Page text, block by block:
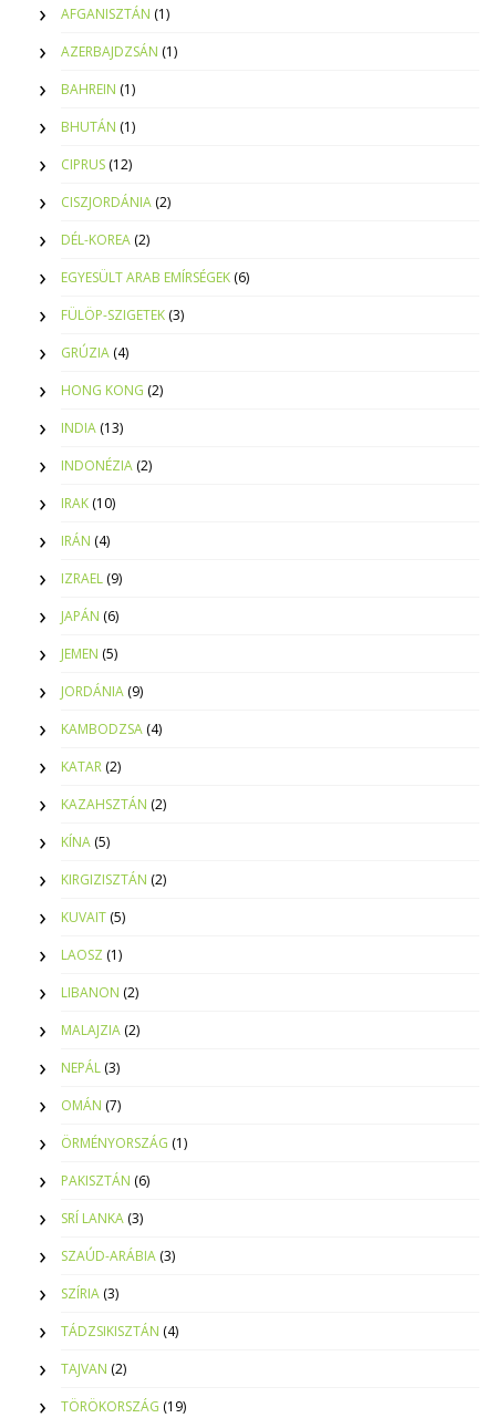
AFGANISZTÁN (1)
AZERBAJDZSÁN (1)
BAHREIN (1)
BHUTÁN (1)
CIPRUS (12)
CISZJORDÁNIA (2)
DÉL-KOREA (2)
EGYESÜLT ARAB EMÍRSÉGEK (6)
FÜLÖP-SZIGETEK (3)
GRÚZIA (4)
HONG KONG (2)
INDIA (13)
INDONÉZIA (2)
IRAK (10)
IRÁN (4)
IZRAEL (9)
JAPÁN (6)
JEMEN (5)
JORDÁNIA (9)
KAMBODZSA (4)
KATAR (2)
KAZAHSZTÁN (2)
KÍNA (5)
KIRGIZISZTÁN (2)
KUVAIT (5)
LAOSZ (1)
LIBANON (2)
MALAJZIA (2)
NEPÁL (3)
OMÁN (7)
ÖRMÉNYORSZÁG (1)
PAKISZTÁN (6)
SRÍ LANKA (3)
SZAÚD-ARÁBIA (3)
SZÍRIA (3)
TÁDZSIKISZTÁN (4)
TAJVAN (2)
TÖRÖKORSZÁG (19)